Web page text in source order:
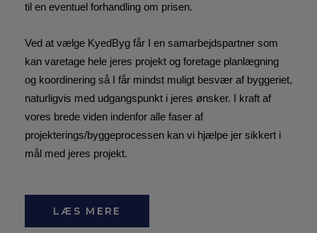
til en eventuel forhandling om prisen.
Ved at vælge KyedByg får I en samarbejdspartner som
kan varetage hele jeres projekt og foretage planlægning
og koordinering så I får mindst muligt besvær af byggeriet,
naturligvis med udgangspunkt i jeres ønsker. I kraft af
vores brede viden indenfor alle faser af
projekterings/byggeprocessen kan vi hjælpe jer sikkert i
mål med jeres projekt.
LÆS MERE